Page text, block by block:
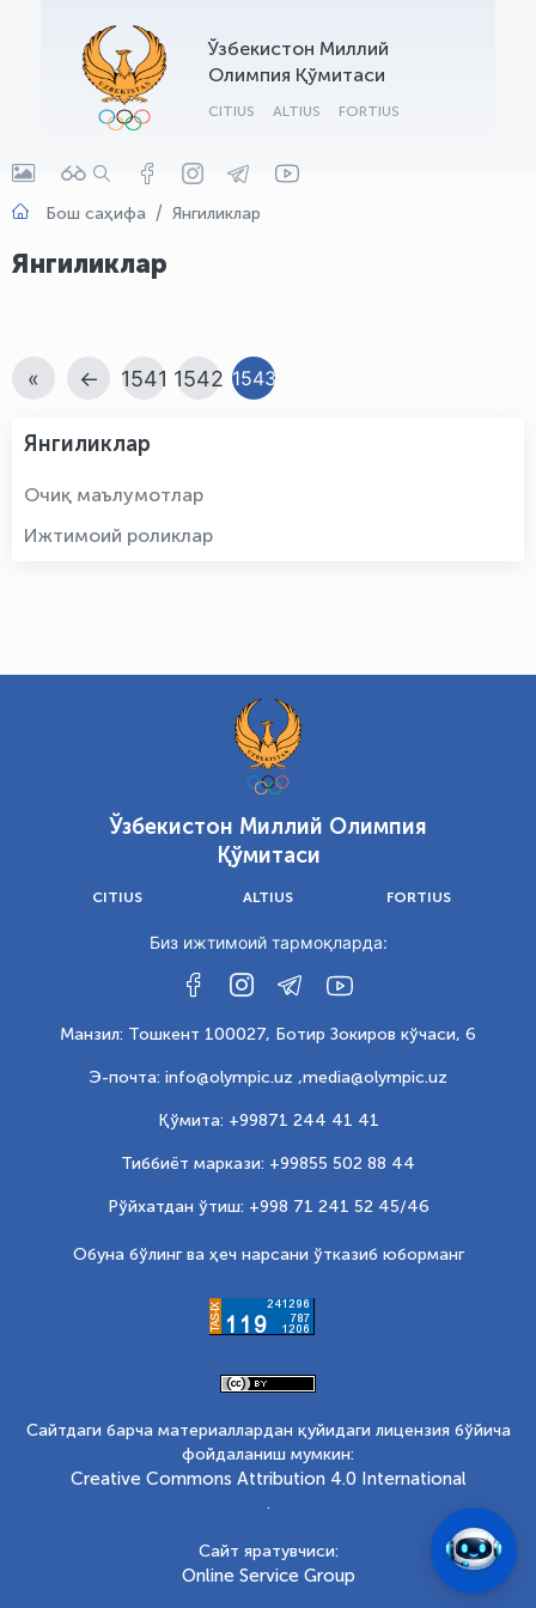
Ўзбекистон Миллий
Олимпия Қўмитаси
CITIUS ALTIUS FORTIUS
Бош саҳифа Янгиликлар
Янгиликлар
« ← 1541 1542 1543
Янгиликлар
Очиқ маълумотлар
Ижтимоий роликлар
Ўзбекистон Миллий Олимпия
Қўмитаси
CITIUS ALTIUS FORTIUS
Биз ижтимоий тармоқларда:
Манзил: Тошкент 100027, Ботир Зокиров кўчаси, 6
Э-почта: info@olympic.uz ,media@olympic.uz
Қўмита: +99871 244 41 41
Тиббиёт маркази: +99855 502 88 44
Рўйхатдан ўтиш: +998 71 241 52 45/46
Обуна бўлинг ва ҳеч нарсани ўтказиб юборманг
Сайтдаги барча материаллардан қуйидаги лицензия бўйича
фойдаланиш мумкин:
Creative Commons Attribution 4.0 International
.
Сайт яратувчиси:
Online Service Group
OLYMPCHIK AI - yordamchi
Онлайн · olympic.uz